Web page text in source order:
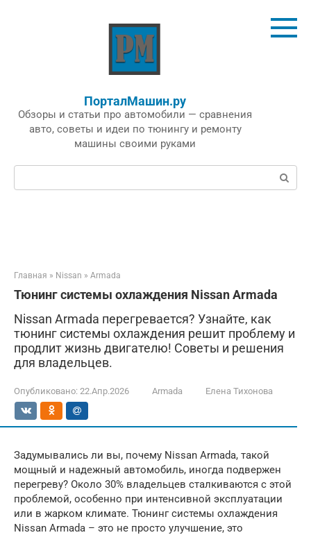
ПорталМашин.ру
Обзоры и статьи про автомобили — сравнения
авто, советы и идеи по тюнингу и ремонту
машины своими руками
Поиск:
Главная » Nissan » Armada
Тюнинг системы охлаждения Nissan Armada
Nissan Armada перегревается? Узнайте, как
тюнинг системы охлаждения решит проблему и
продлит жизнь двигателю! Советы и решения
для владельцев.
Опубликовано: 22.Апр.2026 Armada Елена Тихонова
Задумывались ли вы, почему Nissan Armada, такой
мощный и надежный автомобиль, иногда подвержен
перегреву? Около 30% владельцев сталкиваются с этой
проблемой, особенно при интенсивной эксплуатации
или в жарком климате. Тюнинг системы охлаждения
Nissan Armada – это не просто улучшение, это